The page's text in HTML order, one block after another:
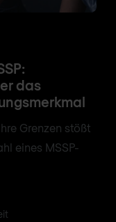
das
Grenzen stößt
eines MSSP-